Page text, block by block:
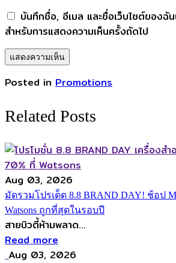
บันทึกชื่อ, อีเมล และชื่อเว็บไซต์ของฉัน
สำหรับการแสดงความเห็นครั้งถัดไป
Posted in Promotions
Related Posts
Aug 03, 2026
มัดรวมโปรเด็ด 8.8 BRAND DAY! ช้อป
Watsons ถูกที่สุดในรอบปี
สายบิวตี้ห้ามพลาด...
Read more
Aug 03, 2026